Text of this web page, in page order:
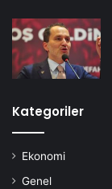
Kategoriler
Ekonomi
Genel